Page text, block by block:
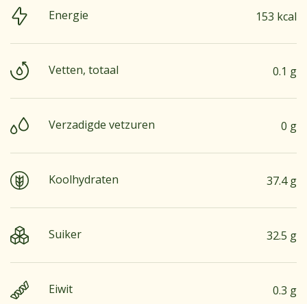
Energie 153 kcal
Vetten, totaal 0.1 g
Verzadigde vetzuren 0 g
Koolhydraten 37.4 g
Suiker 32.5 g
Eiwit 0.3 g